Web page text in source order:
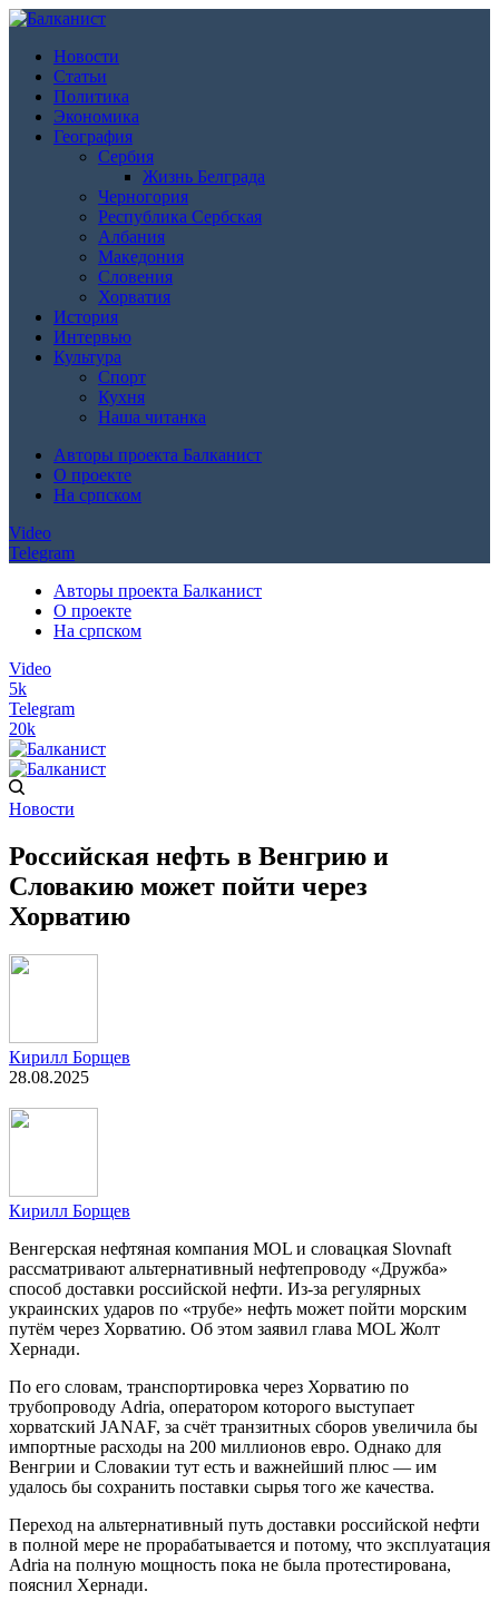
Новости
Статьи
Политика
Экономика
География
Сербия
Жизнь Белграда
Черногория
Республика Сербская
Албания
Македония
Словения
Хорватия
История
Интервью
Культура
Спорт
Кухня
Наша читанка
Авторы проекта Балканист
О проекте
На српском
Video
Telegram
Авторы проекта Балканист
О проекте
На српском
Video
5k
Telegram
20k
Новости
Российская нефть в Венгрию и
Словакию может пойти через
Хорватию
Кирилл Борщев
28.08.2025
Кирилл Борщев
Венгерская нефтяная компания MOL и словацкая Slovnaft
рассматривают альтернативный нефтепроводу «Дружба»
способ доставки российской нефти. Из-за регулярных
украинских ударов по «трубе» нефть может пойти морским
путём через Хорватию. Об этом заявил глава MOL Жолт
Хернади.
По его словам, транспортировка через Хорватию по
трубопроводу Adria, оператором которого выступает
хорватский JANAF, за счёт транзитных сборов увеличила бы
импортные расходы на 200 миллионов евро. Однако для
Венгрии и Словакии тут есть и важнейший плюс — им
удалось бы сохранить поставки сырья того же качества.
Переход на альтернативный путь доставки российской нефти
в полной мере не прорабатывается и потому, что эксплуатация
Adria на полную мощность пока не была протестирована,
пояснил Хернади.